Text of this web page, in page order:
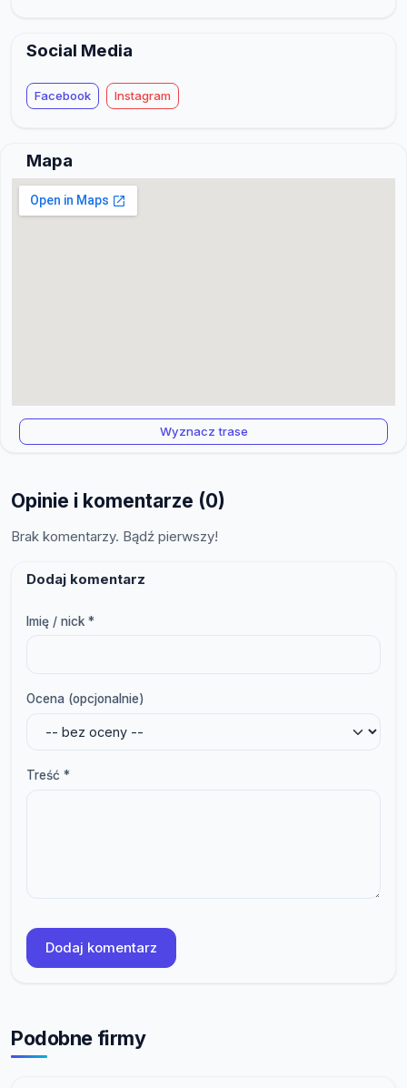
Social Media
Facebook Instagram
Mapa
Wyznacz trase
Opinie i komentarze (0)
Brak komentarzy. Bądź pierwszy!
Dodaj komentarz
Imię / nick *
Ocena (opcjonalnie)
Treść *
Dodaj komentarz
Podobne firmy